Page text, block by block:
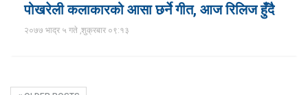
पोखरेली कलाकारको आसा छर्ने गीत, आज रिलिज हुँदै
२०७७ भाद्र ५ गते ,शुक्रबार ०९:१३